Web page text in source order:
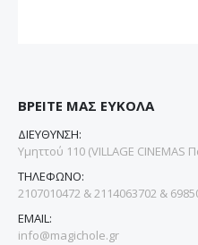
ΒΡΕΙΤΕ ΜΑΣ ΕΥΚΟΛΑ
ΔΙΕΥΘΥΝΣΗ:
Υμηττού 110 (VILLAGE CINEMAS
ΤΗΛΕΦΩΝΟ:
2107010472 & 2114063702 &
EMAIL:
info@magichole.gr